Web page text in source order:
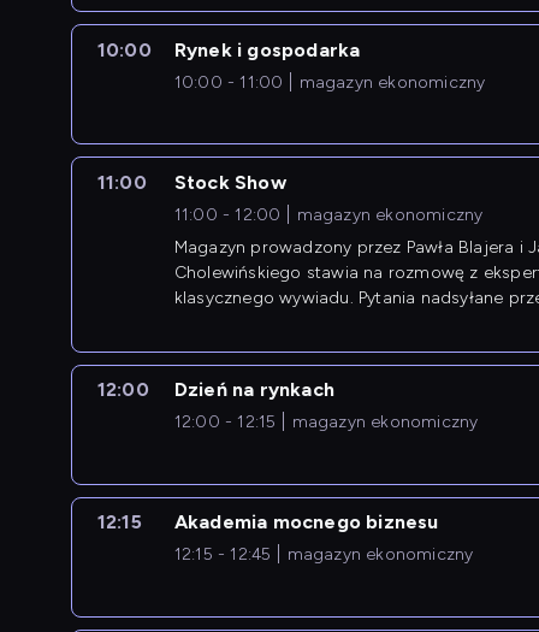
10:00 Rynek i gospodarka
10:00 - 11:00 magazyn ekonomiczny
11:00 Stock Show
11:00 - 12:00
magazyn ekonomiczny
Magazyn prowadzony przez Pawła Blajera i
Cholewińskiego stawia na rozmowę z
klasycznego wywiadu. Pytania nadsyłane
12:00 Dzień na rynkach
12:00 - 12:15 magazyn ekonomiczny
12:15 Akademia mocnego biznesu
12:15 - 12:45 magazyn ekonomiczny